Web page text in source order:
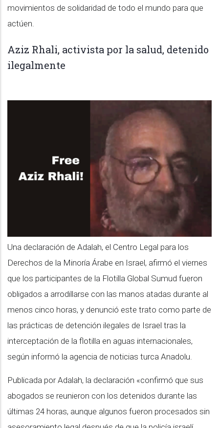
movimientos de solidaridad de todo el mundo para que
actúen.
Aziz Rhali, activista por la salud, detenido
ilegalmente
Una declaración de Adalah, el Centro Legal para los
Derechos de la Minoría Árabe en Israel, afirmó el viernes
que los participantes de la Flotilla Global Sumud fueron
obligados a arrodillarse con las manos atadas durante al
menos cinco horas, y denunció este trato como parte de
las prácticas de detención ilegales de Israel tras la
interceptación de la flotilla en aguas internacionales,
según informó la agencia de noticias turca Anadolu.
Publicada por Adalah, la declaración «confirmó que sus
abogados se reunieron con los detenidos durante las
últimas 24 horas, aunque algunos fueron procesados sin